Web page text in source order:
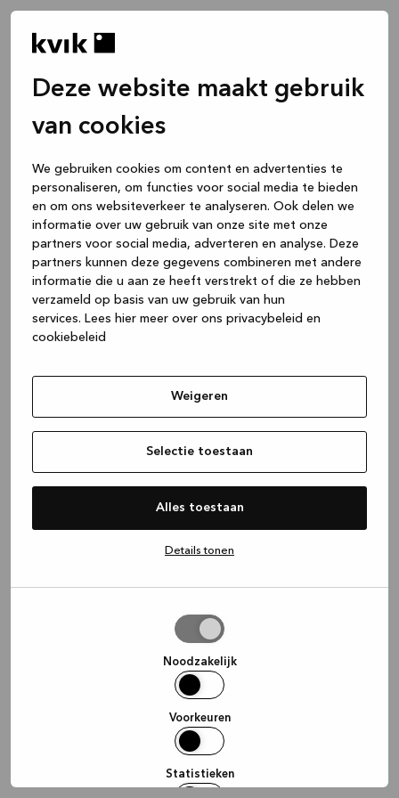
Deze website maakt gebruik
van cookies
We gebruiken cookies om content en advertenties te
personaliseren, om functies voor social media te bieden
en om ons websiteverkeer te analyseren. Ook delen we
informatie over uw gebruik van onze site met onze
partners voor social media, adverteren en analyse. Deze
partners kunnen deze gegevens combineren met andere
informatie die u aan ze heeft verstrekt of die ze hebben
verzameld op basis van uw gebruik van hun
services. Lees hier meer over ons privacybeleid en
cookiebeleid
Weigeren
Selectie toestaan
Alles toestaan
Details tonen
Noodzakelijk
Voorkeuren
Statistieken
(see the browser console for more
information).